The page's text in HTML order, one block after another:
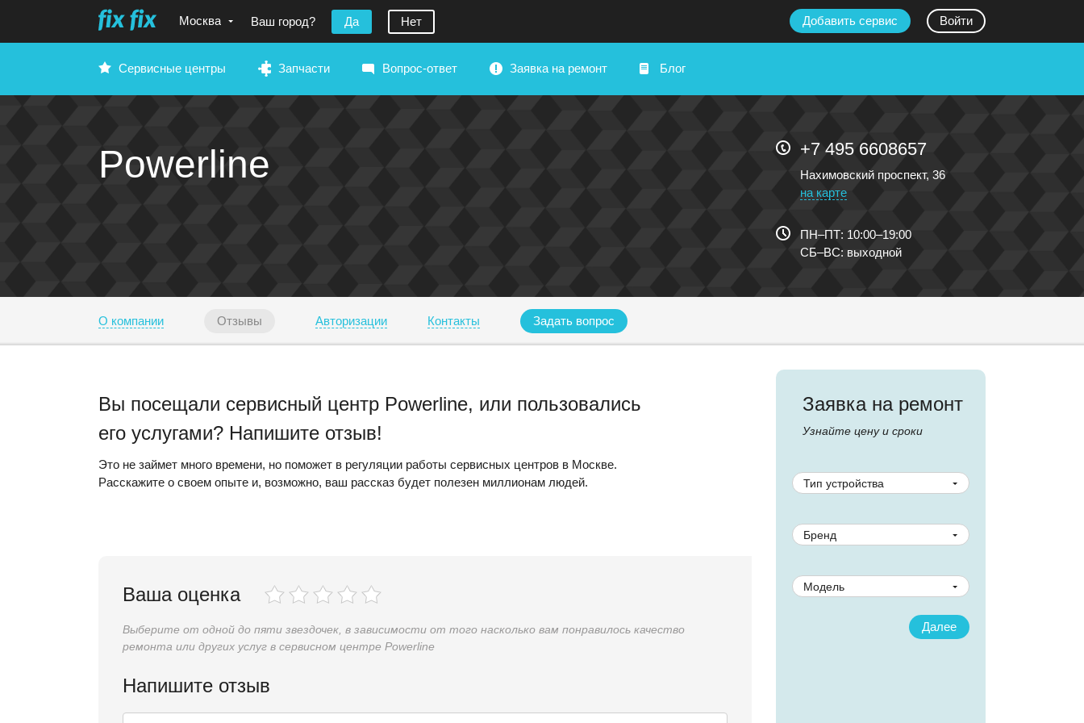
Москва Ваш город? Да Нет Добавить сервис Войти
Сервисные центры Запчасти Вопрос-ответ Заявка на ремонт Блог
Powerline +7 495 6608657
Нахимовский проспект, 36
на карте
ПН–ПТ: 10:00–19:00
СБ–ВС: выходной
О компании Отзывы Авторизации Контакты Задать вопрос
Заявка на ремонт
Узнайте цену и сроки
Тип устройства
Бренд
Модель
Далее
Вы посещали сервисный центр Powerline, или пользовались
его услугами? Напишите отзыв!
Это не займет много времени, но поможет в регуляции работы сервисных центров в Москве.
Расскажите о своем опыте и, возможно, ваш рассказ будет полезен миллионам людей.
Ваша оценка
Выберите от одной до пяти звездочек, в зависимости от того насколько вам понравилось качество
ремонта или других услуг в сервисном центре Powerline
Напишите отзыв
Заполните контактные данные